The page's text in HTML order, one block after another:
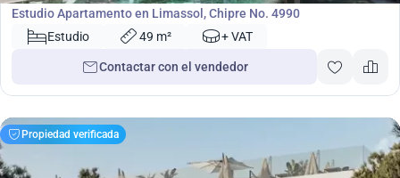
Estudio Apartamento en Limassol, Chipre No. 4990
Estudio
49 m² + VAT
Contactar con el vendedor
Propiedad verificada